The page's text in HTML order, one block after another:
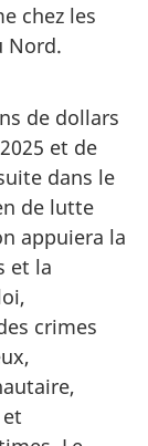
chez les
Nord.
de dollars
et de
dans le
de lutte
appuiera la
et la
crimes